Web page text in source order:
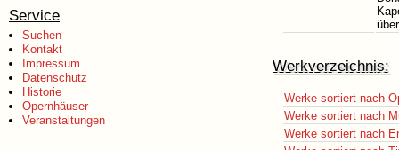
Service
Suchen
Kontakt
Impressum
Datenschutz
Historie
Opernhäuser
Veranstaltungen
Werkverzeichnis:
Werke sortiert nach
Werke sortiert nach
Werke sortiert nach